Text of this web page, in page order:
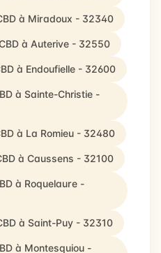
à Miradoux - 32340
à Auterive - 32550
à Endoufielle - 32600
à Sainte-Christie -
à La Romieu - 32480
à Caussens - 32100
à Roquelaure -
à Saint-Puy - 32310
à Montesquiou -